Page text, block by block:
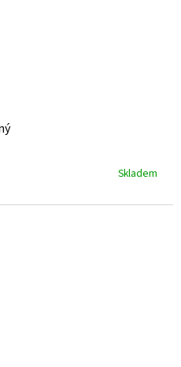
Skladem